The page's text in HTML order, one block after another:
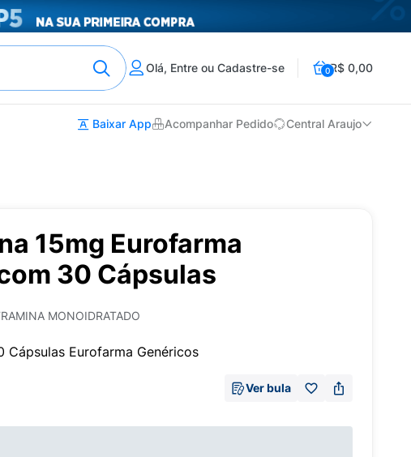
Olá, Entre ou Cadastre-se 0R$ 0,00
Baixar App Acompanhar Pedido Central Araujo
15mg Eurofarma
30 Cápsulas
MONOIDRATADO
Cápsulas Eurofarma Genéricos
Ver bula